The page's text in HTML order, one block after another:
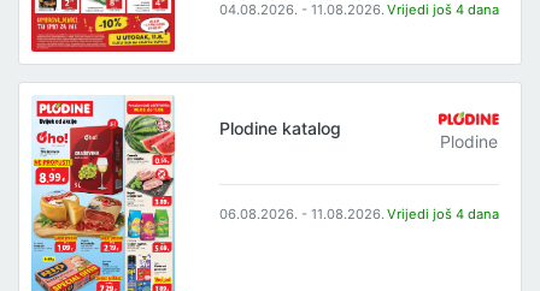
04.08.2026. - 11.08.2026. Vrijedi još 4 dana
Plodine katalog
Plodine
06.08.2026. - 11.08.2026. Vrijedi još 4 dana